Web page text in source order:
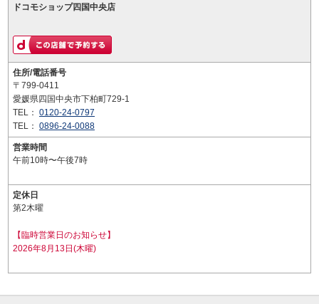
ドコモショップ四国中央店
住所/電話番号
〒799-0411
愛媛県四国中央市下柏町729-1
TEL： 0120-24-0797
TEL： 0896-24-0088
営業時間
午前10時〜午後7時
定休日
第2木曜
【臨時営業日のお知らせ】
2026年8月13日(木曜)